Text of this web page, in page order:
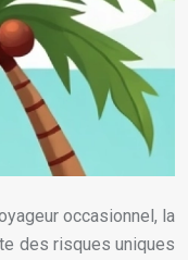
occasionnel, la
des risques uniques